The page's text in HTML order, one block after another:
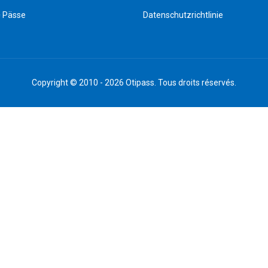
Pässe Datenschutzrichtlinie
Copyright © 2010 - 2026 Otipass. Tous droits réservés.